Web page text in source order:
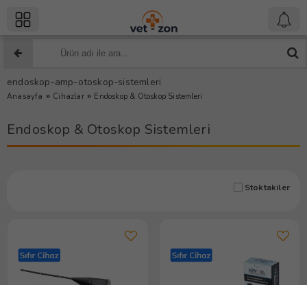
endoskop-amp-otoskop-sistemleri
Anasayfa » Cihazlar » Endoskop & Otoskop Sistemleri
Endoskop & Otoskop Sistemleri
Stoktakiler